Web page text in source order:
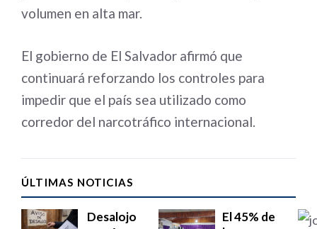
volumen en alta mar.
El gobierno de El Salvador afirmó que
continuará reforzando los controles para
impedir que el país sea utilizado como
corredor del narcotráfico internacional.
ÚLTIMAS NOTICIAS
Desalojo
El 45% de